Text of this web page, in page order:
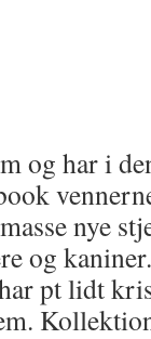
og har i
nye
og
pt lidt